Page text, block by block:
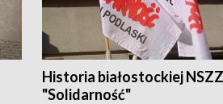
Historia białostockiej NSZZ
"Solidarność"